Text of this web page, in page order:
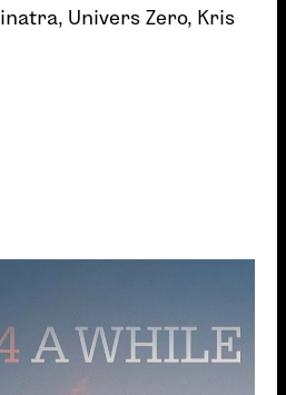
Univers Zero, Kris